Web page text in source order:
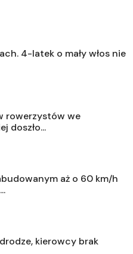
4-latek o mały włos nie
rowerzystów we
doszło...
aż o 60 km/h
kierowcy brak